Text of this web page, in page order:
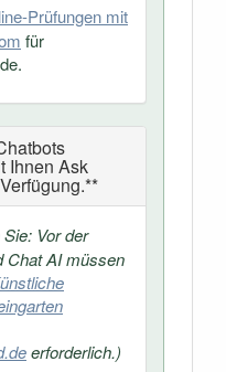
Prüfungen mit
für
Ihnen Ask
Vor der
Chat AI müssen
erforderlich.)